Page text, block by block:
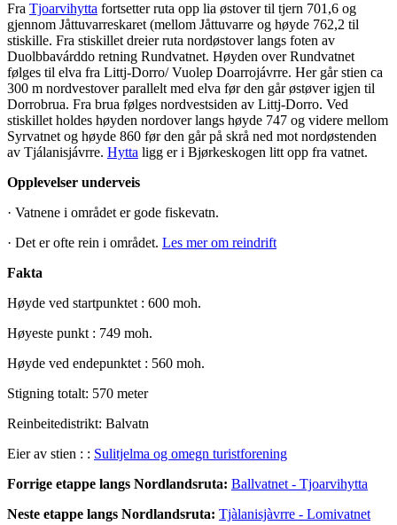
Fra Tjoarvihytta fortsetter ruta opp lia østover til tjern 701,6 og
gjennom Jåttuvarreskaret (mellom Jåttuvarre og høyde 762,2 til
stiskille. Fra stiskillet dreier ruta nordøstover langs foten av
Duolbbavárddo retning Rundvatnet. Høyden over Rundvatnet
følges til elva fra Littj-Dorro/ Vuolep Doarrojávrre. Her går stien ca
300 m nordvestover parallelt med elva før den går østøver igjen til
Dorrobrua. Fra brua følges nordvestsiden av Littj-Dorro. Ved
stiskillet holdes høyden nordover langs høyde 747 og videre mellom
Syrvatnet og høyde 860 før den går på skrå ned mot nordøstenden
av Tjálanisjávrre. Hytta ligg er i Bjørkeskogen litt opp fra vatnet.
Opplevelser underveis
· Vatnene i området er gode fiskevatn.
· Det er ofte rein i området. Les mer om reindrift
Fakta
Høyde ved startpunktet : 600 moh.
Høyeste punkt : 749 moh.
Høyde ved endepunktet : 560 moh.
Stigning totalt: 570 meter
Reinbeitedistrikt: Balvatn
Eier av stien : : Sulitjelma og omegn turistforening
Forrige etappe langs Nordlandsruta: Ballvatnet - Tjoarvihytta
Neste etappe langs Nordlandsruta: Tjàlanisjàvrre - Lomivatnet